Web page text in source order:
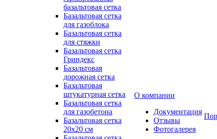
базальтовая сетка
Базальтовая сетка
для газоблока
Базальтовая сетка
для стяжки
Базальтовая сетка
Гриндекс
Базальтовая
дорожная сетка
Базальтовая
штукатурная сетка
Базальтовая сетка
для газобетона
Базальтовая сетка
20x20 см
О компании
Документация
Отзывы
Фотогалерея